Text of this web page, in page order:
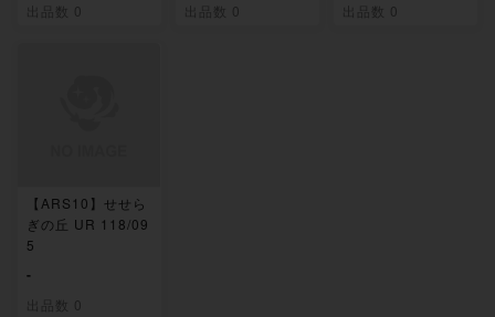
出品数 0 出品数 0 出品数 0
【ARS10】せせら
ぎの丘 UR 118/09
5
-
出品数 0